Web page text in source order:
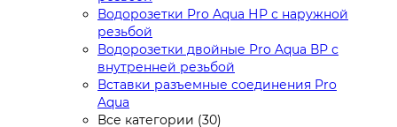
Водорозетки Pro Aqua НР с наружной
резьбой
Водорозетки двойные Pro Aqua ВР с
внутренней резьбой
Вставки разъемные соединения Pro
Aqua
Все категории (30)